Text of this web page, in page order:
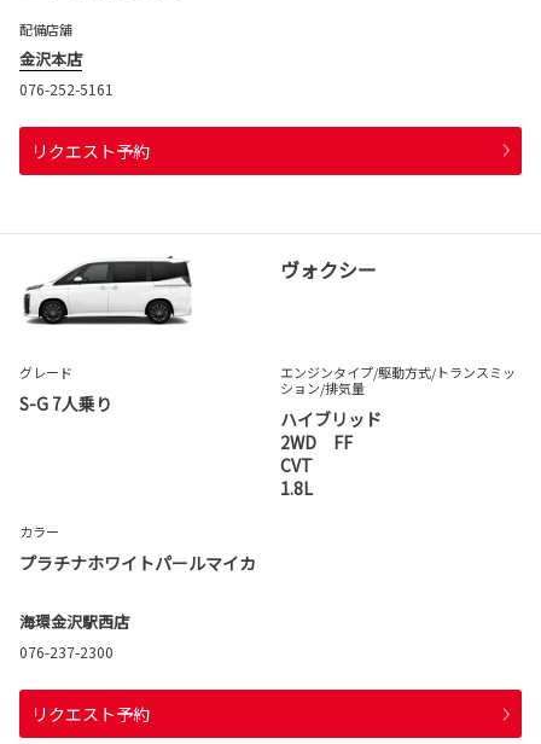
配備店舗
金沢本店
076-252-5161
リクエスト予約
ヴォクシー
グレード
S-G 7人乗り
エンジンタイプ/駆動方式/トランスミッ
ション/排気量
ハイブリッド
2WD FF
CVT
1.8L
カラー
プラチナホワイトパールマイカ
海環金沢駅西店
076-237-2300
リクエスト予約